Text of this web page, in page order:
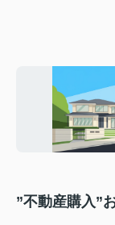
”不動産購入”